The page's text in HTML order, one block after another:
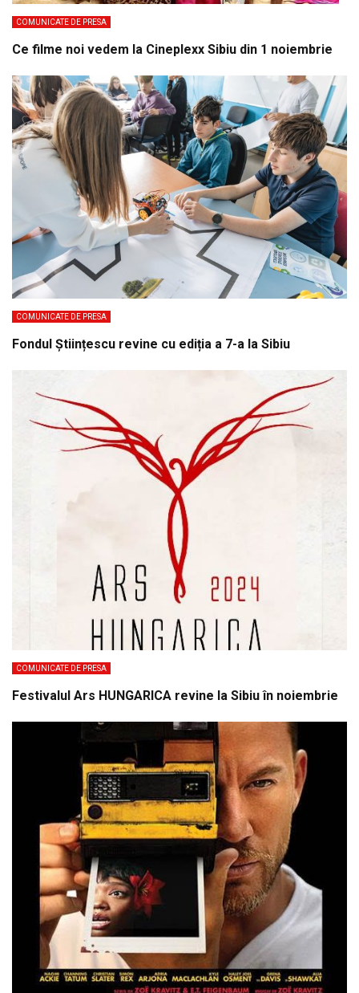
COMUNICATE DE PRESA
Ce filme noi vedem la Cineplexx Sibiu din 1 noiembrie
COMUNICATE DE PRESA
Fondul Științescu revine cu ediția a 7-a la Sibiu
COMUNICATE DE PRESA
Festivalul Ars HUNGARICA revine la Sibiu în noiembrie